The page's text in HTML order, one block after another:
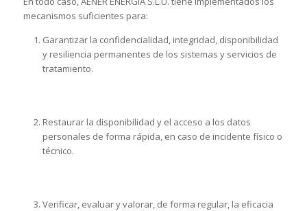
mecanismos suficientes para:
Garantizar la confidencialidad, integridad, disponibilidad
y resiliencia permanentes de los sistemas y servicios de
tratamiento.
Restaurar la disponibilidad y el acceso a los datos
personales de forma rápida, en caso de incidente físico o
técnico.
Verificar, evaluar y valorar, de forma regular, la eficacia